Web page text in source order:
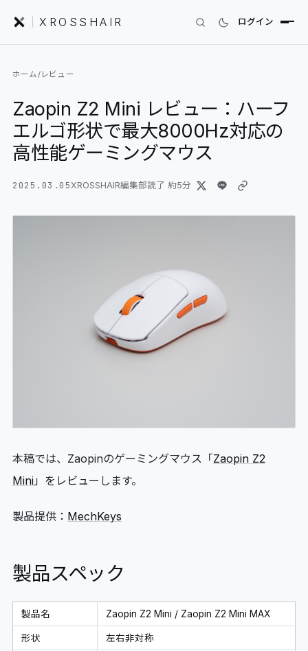
XROSSHAIR ログイン
01 製品を探す SEARCH
02編集部レビュー
03ニュース
ホーム/レビュー
Zaopin Z2 Mini レビュー：ハーフ
エルゴ形状で最大8000Hz対応の
高性能ゲーミングマウス
2025.03.05XROSSHAIR編集部読了 約5分
本稿では、Zaopinのゲーミングマウス「Zaopin Z2
Mini 」をレビューします。
製品提供： MechKeys
製品スペック
製品名 Zaopin Z2 Mini / Zaopin Z2 Mini MAX
形状 左右非対称